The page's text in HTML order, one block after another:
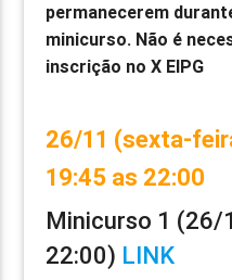
permanecerem
minicurso. Não é
inscrição no X EIPG
26/11 (sexta-
19:45 as 22:00
Minicurso 1 (26/
22:00) LINK